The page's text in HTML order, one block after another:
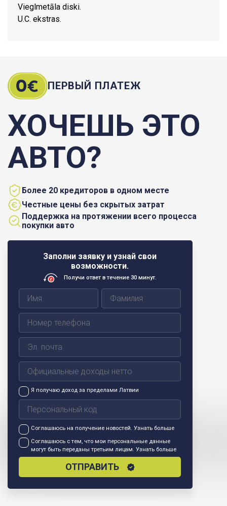
Vieglmetāla diski.
U.C. ekstras.
Заполни заявку и узнай свои
возможности.
Получи ответ в течение 30 минут.
Я получаю доход за пределами Латвии
Соглашаюсь на получение новостей.Узнать больше
Соглашаюсь с тем, что мои персональные данные
могут быть переданы третьим лицам.Узнать больше
ОТПРАВИТЬ
ПЕРВЫЙ ПЛАТЕЖ
ХОЧЕШЬ ЭТО
АВТО?
Более 20 кредиторов в одном месте
Честные цены без скрытых затрат
Поддержка на протяжении всего процесса
покупки авто